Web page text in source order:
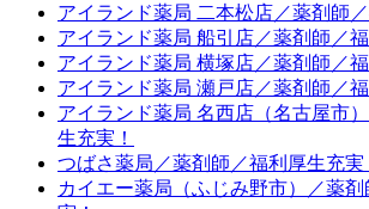
アイランド薬局 二本松店／薬剤師
アイランド薬局 船引店／薬剤師／
アイランド薬局 横塚店／薬剤師／
アイランド薬局 瀬戸店／薬剤師／
アイランド薬局 名西店（名古屋市
生充実！
つばさ薬局／薬剤師／福利厚生充実
カイエー薬局（ふじみ野市）／薬